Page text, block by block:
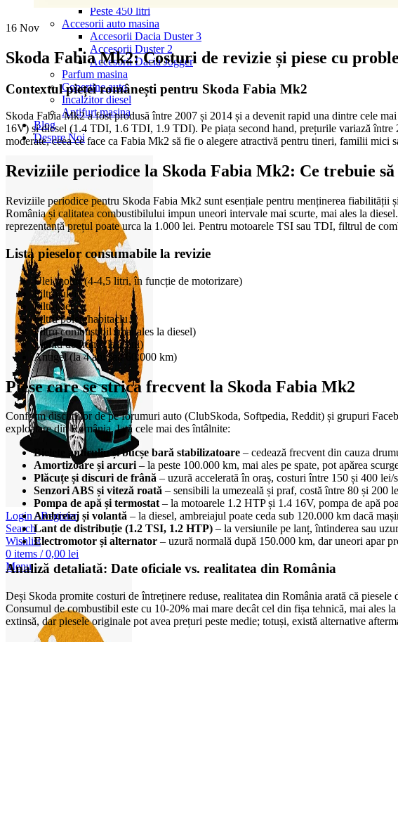
Peste 450 litri
Accesorii auto masina
Accesorii Dacia Duster 3
Accesorii Duster 2
Accesorii Dacia Jogger
Parfum masina
Copertine auto
Incalzitor diesel
Antifurt masina
Blog
Despre Noi
Login / Register
Search
Wishlist
0 items / 0,00 lei
Menu
16 Nov
Skoda Fabia Mk2: Costuri de revizie și piese cu
Contextul pieței românești pentru Skoda Fabia Mk2
Skoda Fabia Mk2 a fost produsă între 2007 și 2014 și a devenit rapid una dintre cele
16V) și diesel (1.4 TDI, 1.6 TDI, 1.9 TDI). Pe piața second hand, prețurile variază
moderate, ceea ce face ca Fabia Mk2 să fie o alegere atractivă pentru tineri, familii mici
Reviziile periodice la Skoda Fabia Mk2: Ce trebuie
Reviziile periodice pentru Skoda Fabia Mk2 sunt esențiale pentru menținerea
România și calitatea combustibilului impun uneori intervale mai scurte, mai ales la
reprezentanță prețul poate urca la 1.000 lei. Pentru motoarele TSI sau TDI, filtrul de
Lista pieselor consumabile la revizie
Ulei motor (4-4,5 litri, în funcție de motorizare)
Filtru ulei
Filtru aer
Filtru polen/habitaclu
Filtru combustibil (mai ales la diesel)
Lichid de frână (la 2 ani)
Antigel (la 4 ani sau 60.000 km)
Piese care se strică frecvent la Skoda Fabia Mk2
Conform discuțiilor de pe forumuri auto (ClubSkoda, Softpedia, Reddit) și grupuri
exploatare din România. Iată cele mai des întâlnite:
Bielete antiruliu și bucșe bară stabilizatoare – cedează frecvent din cauza
Amortizoare și arcuri– la peste 100.000 km, mai ales pe spate, pot apărea
Plăcuțe și discuri de frână – uzură accelerată în oraș, costuri între 150 și 400 lei/
Senzori ABS și viteză roată – sensibili la umezeală și praf, costă între 80 și 200
Pompa de apă și termostat– la motoarele 1.2 HTP și 1.4 16V, pompa de apă
Ambreiaj și volantă – la diesel, ambreiajul poate ceda sub 120.000 km dacă
Lant de distribuție (1.2 TSI, 1.2 HTP) – la versiunile pe lanț, întinderea sau
Electromotor și alternator – uzură normală după 150.000 km, dar uneori apar
Analiză detaliată: Date oficiale vs. realitatea din România
Deși Skoda promite costuri de întreținere reduse, realitatea din România arată că
Consumul de combustibil este cu 10-20% mai mare decât cel din fișa tehnică, mai ales
extinsă, dar piesele originale pot avea prețuri peste medie; totuși, există alternative